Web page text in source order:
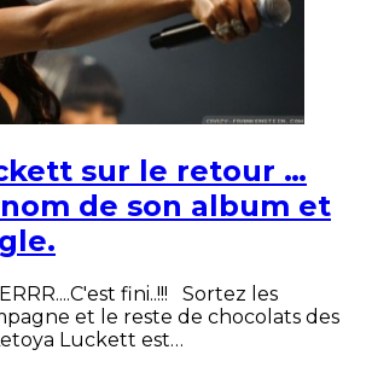
sur le retour …
de son album et
fini..!!! Sortez les
et le reste de chocolats des
Luckett est…